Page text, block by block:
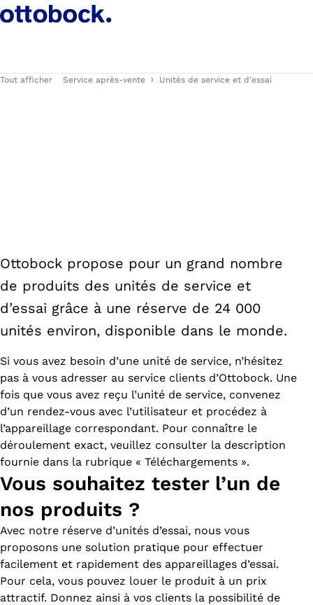
Tout afficher Service après-vente Unités de service et d’essai
Ottobock propose pour un grand nombre
de produits des unités de service et
d’essai grâce à une réserve de 24 000
unités environ, disponible dans le monde.
Si vous avez besoin d’une unité de service, n’hésitez
pas à vous adresser au service clients d’Ottobock. Une
fois que vous avez reçu l’unité de service, convenez
d’un rendez-vous avec l’utilisateur et procédez à
l’appareillage correspondant. Pour connaître le
déroulement exact, veuillez consulter la description
fournie dans la rubrique « Téléchargements ».
Vous souhaitez tester l’un de
nos produits ?
Avec notre réserve d’unités d’essai, nous vous
proposons une solution pratique pour effectuer
facilement et rapidement des appareillages d’essai.
Pour cela, vous pouvez louer le produit à un prix
attractif. Donnez ainsi à vos clients la possibilité de